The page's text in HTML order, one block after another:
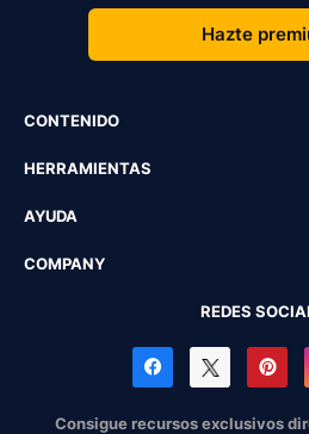
Hazte
CONTENIDO
HERRAMIENTAS
AYUDA
COMPANY
REDES
Consigue recursos exclusivos